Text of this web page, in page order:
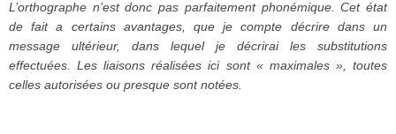
L’orthographe n’est donc pas parfaitement phonémique. Cet état
de fait a certains avantages, que je compte décrire dans un
message ultérieur, dans lequel je décrirai les substitutions
effectuées. Les liaisons réalisées ici sont « maximales », toutes
celles autorisées ou presque sont notées.